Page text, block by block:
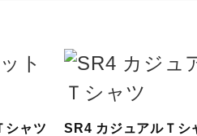
シャツ SR4 カジュアルＴシ